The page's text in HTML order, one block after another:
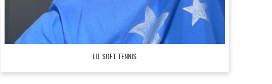
LIL SOFT TENNIS